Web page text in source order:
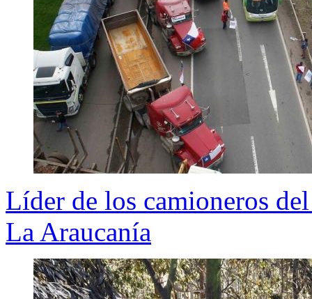
Líder de los camioneros
La Araucanía